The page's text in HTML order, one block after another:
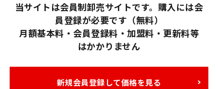
当サイトは会員制卸売サイトです。購入には会
員登録が必要です（無料）
月額基本料・会員登録料・加盟料・更新料等
はかかりません
新規会員登録して価格を見る